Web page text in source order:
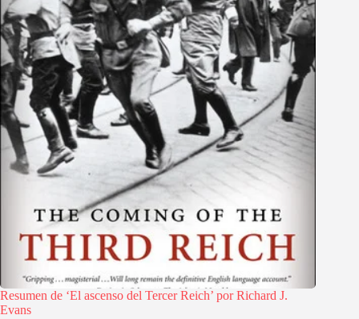
Resumen de ‘El ascenso del Tercer Reich’ por Richard J.
Evans